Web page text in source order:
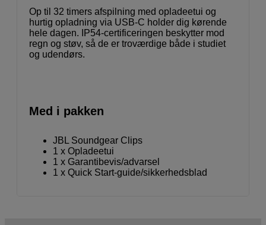
Op til 32 timers afspilning med opladeetui og
hurtig opladning via USB-C holder dig kørende
hele dagen. IP54-certificeringen beskytter mod
regn og støv, så de er troværdige både i studiet
og udendørs.
Med i pakken
JBL Soundgear Clips
1 x Opladeetui
1 x Garantibevis/advarsel
1 x Quick Start-guide/sikkerhedsblad